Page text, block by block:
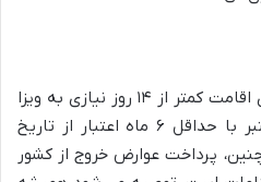
برای ایرانیان، سفر به مالزی برای اقامت کمتر از ۱۴ روز نیازی به ویزا
ندارد، اما داشتن پاسپورت معتبر با حداقل ۶ ماه اعتبار از تاریخ
پرداخت عوارض خروج از کشور